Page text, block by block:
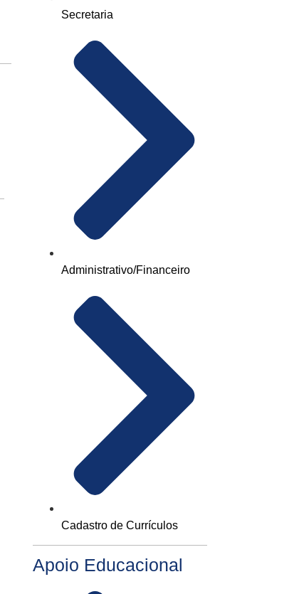
Secretaria
Administrativo/Financeiro
Cadastro de Currículos
Apoio Educacional